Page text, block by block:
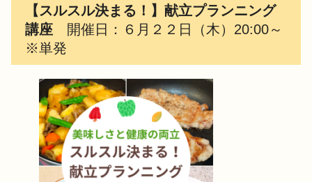
【スルスル決まる！】献立プランニング
講座 開催日：６月２２日（木）20:00～
※単発